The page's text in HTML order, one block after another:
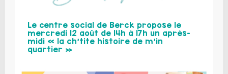
Le centre social de Berck propose le
mercredi 12 août de 14h à 17h un après-
midi « la ch’tite histoire de m’in
quartier »